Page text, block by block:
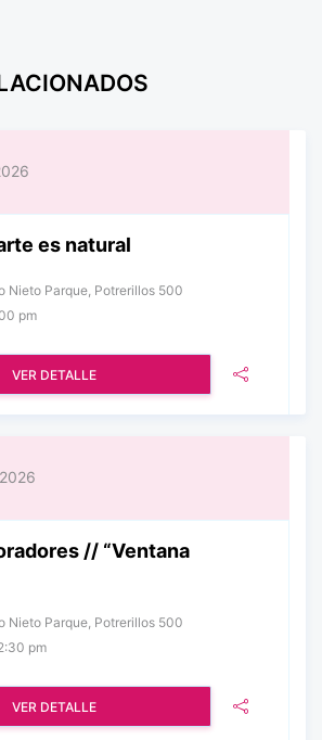
es natural
Nieto Parque, Potrerillos 500
pm
VER DETALLE
// “Ventana
Nieto Parque, Potrerillos 500
pm
VER DETALLE